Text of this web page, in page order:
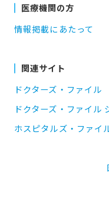
医療機関の方
情報掲載にあたって
関連サイト
ドクターズ・ファイル
ドクターズ・ファイル
ホスピタルズ・ファイ